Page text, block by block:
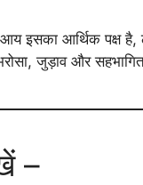
इसका आर्थिक पक्ष
जुड़ाव और
–